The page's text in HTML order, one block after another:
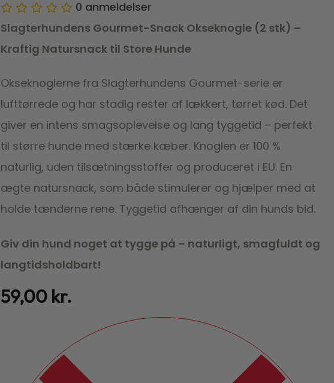
0 anmeldelser
Slagterhundens Gourmet-Snack Okseknogle (2 stk) –
Kraftig Natursnack til Store Hunde
Okseknoglerne fra Slagterhundens Gourmet-serie er
lufttørrede og har stadig rester af lækkert, tørret kød. Det
giver en intens smagsoplevelse og lang tyggetid – perfekt
til større hunde med stærke kæber. Knoglen er 100 %
naturlig, uden tilsætningsstoffer og produceret i EU. En
ægte natursnack, som både stimulerer og hjælper med at
holde tænderne rene. Tyggetid afhænger af din hunds bid.
Giv din hund noget at tygge på – naturligt, smagfuldt og
langtidsholdbart!
59,00 kr.